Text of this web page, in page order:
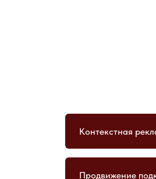
Контекстная
Продвижение